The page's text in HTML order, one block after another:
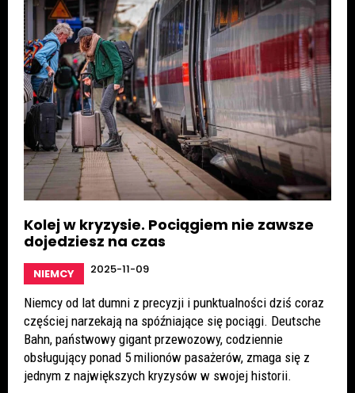
Kolej w kryzysie. Pociągiem nie zawsze
dojedziesz na czas
NIEMCY 2025-11-09
Niemcy od lat dumni z precyzji i punktualności dziś coraz
częściej narzekają na spóźniające się pociągi. Deutsche
Bahn, państwowy gigant przewozowy, codziennie
obsługujący ponad 5 milionów pasażerów, zmaga się z
jednym z największych kryzysów w swojej historii.